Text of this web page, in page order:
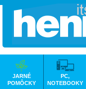
JARNÉ
POMÔCKY
PC,
NOTEBOOKY